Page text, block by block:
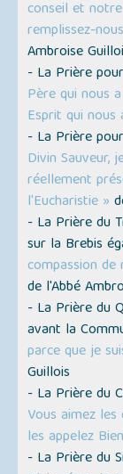
conseil et
remplissez-
Ambroise
- La Prière
Père qui nous
Esprit qui
- La Prière
Divin Sauveur,
réellement
l'Eucharistie »
- La Prière du
sur la Brebis
compassion
de l'Abbé
- La Prière du
avant la
parce que je
Guillois
- La Prière du
Vous aimez
les appelez
- La Prière du